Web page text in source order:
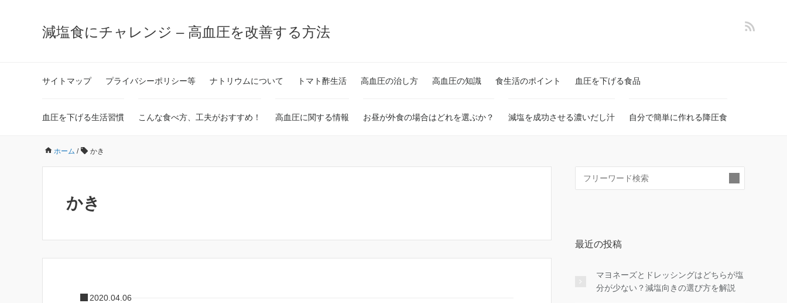
減塩食にチャレンジ – 高血圧を改善する方法
サイトマップ プライバシーポリシー等 ナトリウムについて トマト酢生活 高血圧の治し方 高血圧の知識 食生活のポイント 血圧を下げる食品
血圧を下げる生活習慣 こんな食べ方、工夫がおすすめ！ 高血圧に関する情報 お昼が外食の場合はどれを選ぶか？ 減塩を成功させる濃いだし汁 自分で簡単に作れる降圧食
ホーム / かき
かき
2020.04.06
最近の投稿
マヨネーズとドレッシングはどちらが塩
分が少ない？減塩向きの選び方を解説